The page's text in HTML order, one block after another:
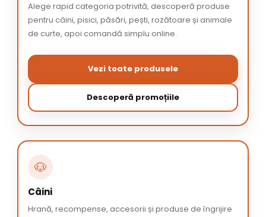
Alege rapid categoria potrivită, descoperă produse
pentru câini, pisici, păsări, pești, rozătoare și animale
de curte, apoi comandă simplu online.
Vezi toate produsele
Descoperă promoțiile
🐶
Câini
Hrană, recompense, accesorii și produse de îngrijire